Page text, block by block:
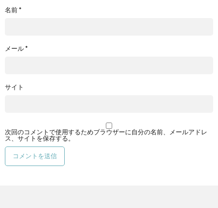
名前*
メール*
サイト
次回のコメントで使用するためブラウザーに自分の名前、メールアドレ
ス、サイトを保存する。